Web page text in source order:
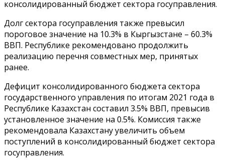
консолидированный бюджет сектора госуправления.
Долг сектора госуправления также превысил
пороговое значение на 10.3% в Кыргызстане – 60.3%
ВВП. Республике рекомендовано продолжить
реализацию перечня совместных мер, принятых
ранее.
Дефицит консолидированного бюджета сектора
государственного управления по итогам 2021 года в
Республике Казахстан составил 3.5% ВВП, превысив
установленное значение на 0.5%. Комиссия также
рекомендовала Казахстану увеличить объем
поступлений в консолидированный бюджет сектора
госуправления.